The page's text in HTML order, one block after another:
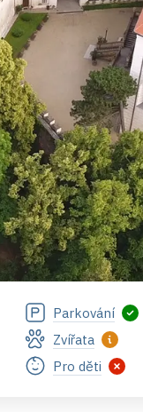
Parkování
Zvířata
Pro děti